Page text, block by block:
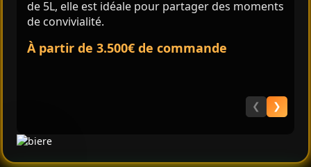
de 5L, elle est idéale pour partager des moments
de convivialité.
À partir de 3.500€ de commande
❮ ❯